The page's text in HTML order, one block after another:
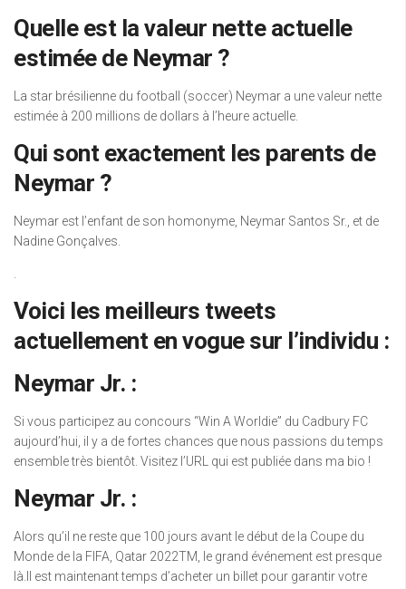
Quelle est la valeur nette actuelle
estimée de Neymar ?
La star brésilienne du football (soccer) Neymar a une valeur nette
estimée à 200 millions de dollars à l’heure actuelle.
Qui sont exactement les parents de
Neymar ?
Neymar est l’enfant de son homonyme, Neymar Santos Sr., et de
Nadine Gonçalves.
.
Voici les meilleurs tweets
actuellement en vogue sur l’individu :
Neymar Jr. :
Si vous participez au concours “Win A Worldie” du Cadbury FC
aujourd’hui, il y a de fortes chances que nous passions du temps
ensemble très bientôt. Visitez l’URL qui est publiée dans ma bio !
Neymar Jr. :
Alors qu’il ne reste que 100 jours avant le début de la Coupe du
Monde de la FIFA, Qatar 2022TM, le grand événement est presque
là.Il est maintenant temps d’acheter un billet pour garantir votre